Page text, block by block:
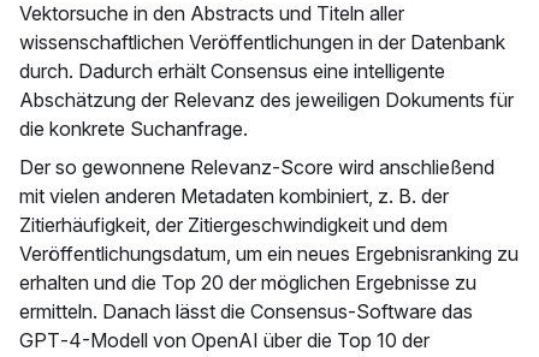
Vektorsuche in den Abstracts und Titeln aller
wissenschaftlichen Veröffentlichungen in der Datenbank
durch. Dadurch erhält Consensus eine intelligente
Abschätzung der Relevanz des jeweiligen Dokuments für
die konkrete Suchanfrage.
Der so gewonnene Relevanz-Score wird anschließend
mit vielen anderen Metadaten kombiniert, z. B. der
Zitierhäufigkeit, der Zitiergeschwindigkeit und dem
Veröffentlichungsdatum, um ein neues Ergebnisranking zu
erhalten und die Top 20 der möglichen Ergebnisse zu
ermitteln. Danach lässt die Consensus-Software das
GPT‑4-Modell von OpenAI über die Top 10 der